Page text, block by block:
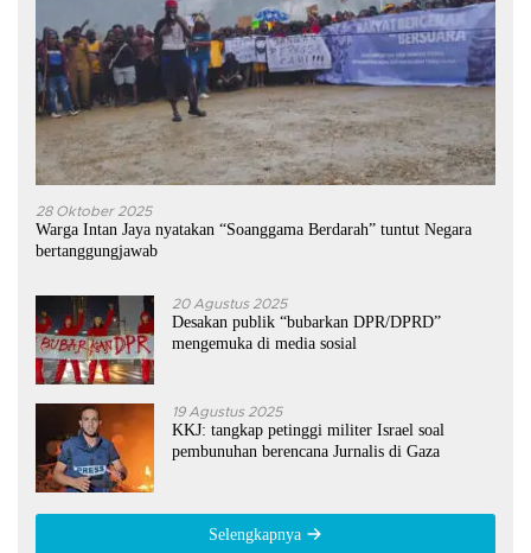
28 Oktober 2025
Warga Intan Jaya nyatakan “Soanggama Berdarah” tuntut Negara
bertanggungjawab
20 Agustus 2025
Desakan publik “bubarkan DPR/DPRD”
mengemuka di media sosial
19 Agustus 2025
KKJ: tangkap petinggi militer Israel soal
pembunuhan berencana Jurnalis di Gaza
Selengkapnya